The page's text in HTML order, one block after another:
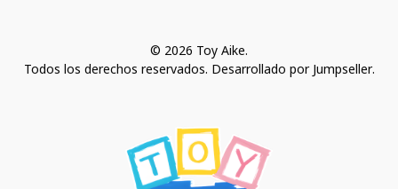
© 2026 Toy Aike.
Todos los derechos reservados. Desarrollado por Jumpseller.